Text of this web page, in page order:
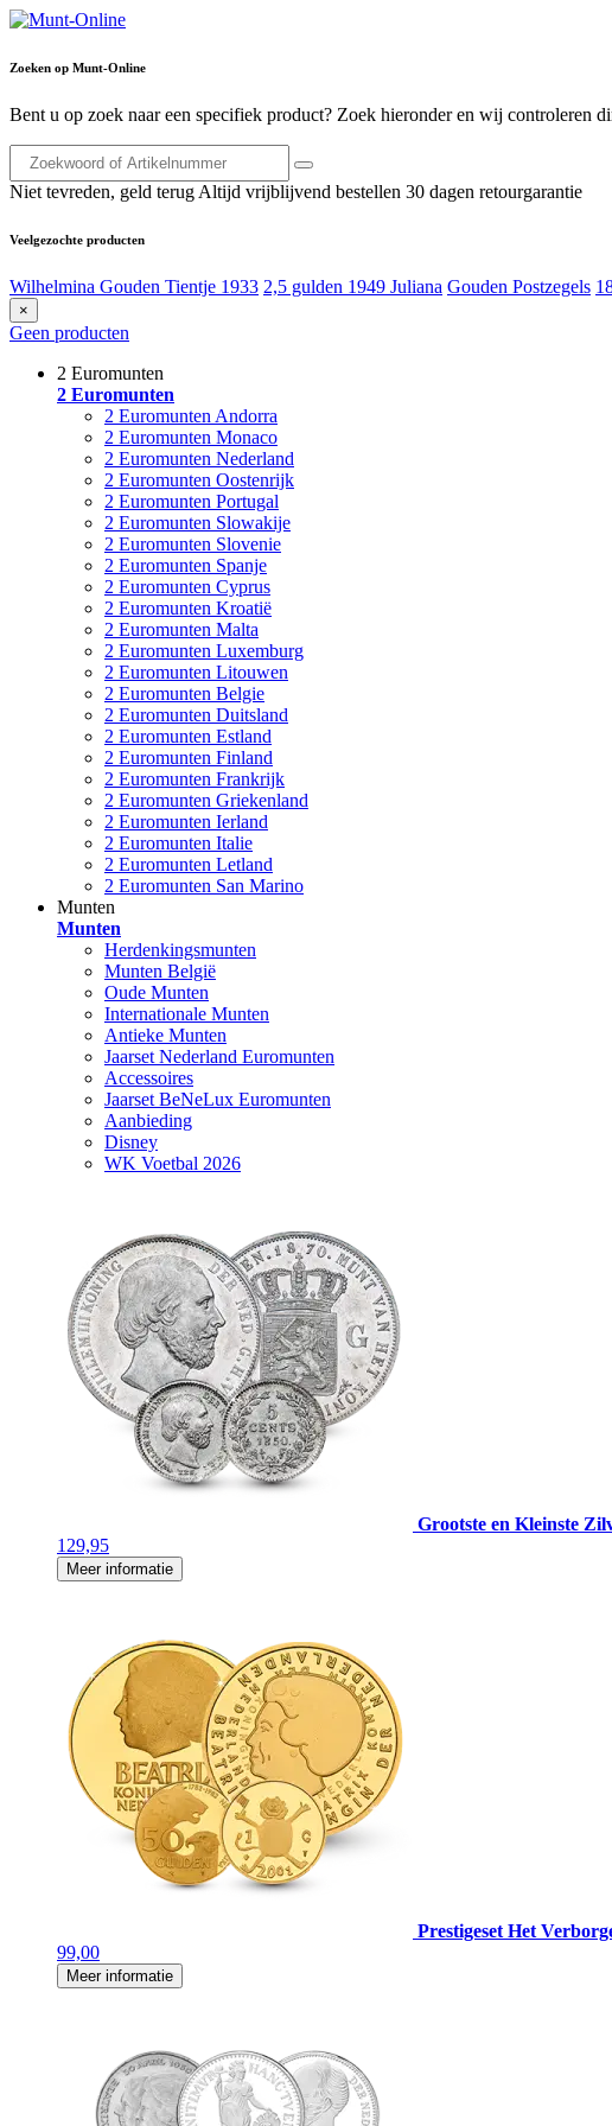
Zoeken op Munt-Online
Bent u op zoek naar een specifiek product? Zoek hieronder en wij controleren
Niet tevreden, geld terug Altijd vrijblijvend bestellen 30 dagen retourgarantie
Veelgezochte producten
Wilhelmina Gouden Tientje 1933 2,5 gulden 1949 Juliana Gouden Postzegels
×
Geen producten
2 Euromunten
2 Euromunten
2 Euromunten Andorra
2 Euromunten Monaco
2 Euromunten Nederland
2 Euromunten Oostenrijk
2 Euromunten Portugal
2 Euromunten Slowakije
2 Euromunten Slovenie
2 Euromunten Spanje
2 Euromunten Cyprus
2 Euromunten Kroatië
2 Euromunten Malta
2 Euromunten Luxemburg
2 Euromunten Litouwen
2 Euromunten Belgie
2 Euromunten Duitsland
2 Euromunten Estland
2 Euromunten Finland
2 Euromunten Frankrijk
2 Euromunten Griekenland
2 Euromunten Ierland
2 Euromunten Italie
2 Euromunten Letland
2 Euromunten San Marino
Munten
Munten
Herdenkingsmunten
Munten België
Oude Munten
Internationale Munten
Antieke Munten
Jaarset Nederland Euromunten
Accessoires
Jaarset BeNeLux Euromunten
Aanbieding
Disney
WK Voetbal 2026
Grootste en Kleinste
129,95
Meer informatie
Prestigeset Het
99,00
Meer informatie